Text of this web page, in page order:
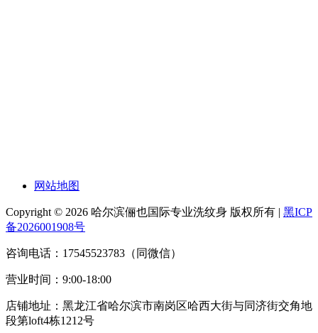
网站地图
Copyright © 2026 哈尔滨俪也国际专业洗纹身 版权所有 | 黑ICP
备2026001908号
咨询电话：17545523783（同微信）
营业时间：9:00-18:00
店铺地址：黑龙江省哈尔滨市南岗区哈西大街与同济街交角地
段第loft4栋1212号